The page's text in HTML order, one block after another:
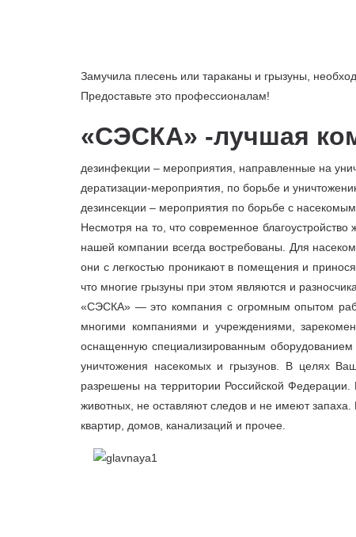
Замучила плесень или тараканы и грызуны,
Предоставьте это профессионалам!
«СЭСКА» -лучшая
дезинфекции – мероприятия, направленные на
дератизации-мероприятия, по борьбе и
дезинсекции – мероприятия по борьбе с
Несмотря на то, что современное
нашей компании всегда востребованы. Для
они с легкостью проникают в помещения и
что многие грызуны при этом являются и
«СЭСКА» — это компания с огромным опытом
многими компаниями и учреждениями,
оснащенную специализированным
уничтожения насекомых и грызунов. В целях
разрешены на территории Российской
животных, не оставляют следов и не имеют
квартир, домов, канализаций и прочее.